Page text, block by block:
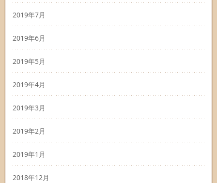
2019年7月
2019年6月
2019年5月
2019年4月
2019年3月
2019年2月
2019年1月
2018年12月